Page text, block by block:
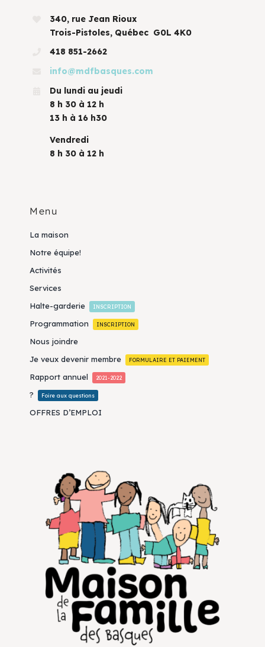
340, rue Jean Rioux
Trois-Pistoles, Québec G0L 4K0
418 851-2662
info@mdfbasques.com
Du lundi au jeudi
8 h 30 à 12 h
13 h à 16 h30
Vendredi
8 h 30 à 12 h
Menu
La maison
Notre équipe!
Activités
Services
Halte-garderie
INSCRIPTION
Programmation INSCRIPTION
Nous joindre
Je veux devenir membre
FORMULAIRE ET PAIEMENT
Rapport annuel 2021-2022
? Foire aux questions
OFFRES D’EMPLOI